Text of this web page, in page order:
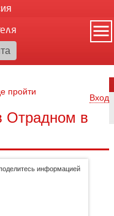
пройти
Вход
Отрадном в
информацией